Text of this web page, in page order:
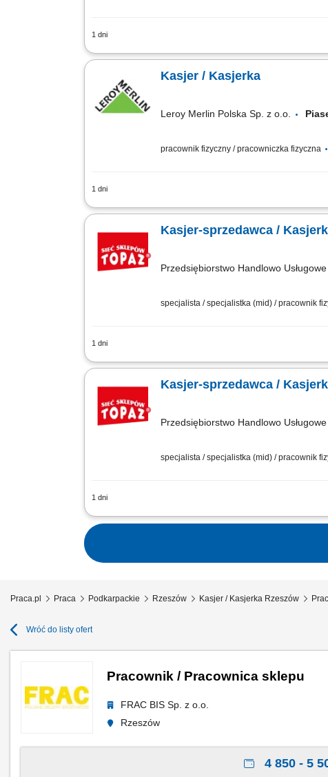
1 dni
Profesjonalna obsługa klientów przy
Kasjer / Kasjerka
Leroy Merlin Polska Sp. z o.o.
pracownik fizyczny / pracowniczka fizyczna
1 dni
Jak wygląda proces rekrutacji? Wyślij
Kasjer-sprzedawca /
Przedsiębiorstwo Handlowo
specjalista / specjalistka (mid) / pracownik
1 dni
Twoje główne zadania: zapewnienie
Kasjer-sprzedawca /
Przedsiębiorstwo Handlowo
specjalista / specjalistka (mid) / pracownik
1 dni
Twoje główne zadania: zapewnienie
Praca.pl Praca Podkarpackie Rzeszów Kasjer / Kasjerka Rzeszów
Wróć do listy ofert
Pracownik / Pracownica sklepu
FRAC BIS Sp. z o.o.
Rzeszów
4 850 - 5